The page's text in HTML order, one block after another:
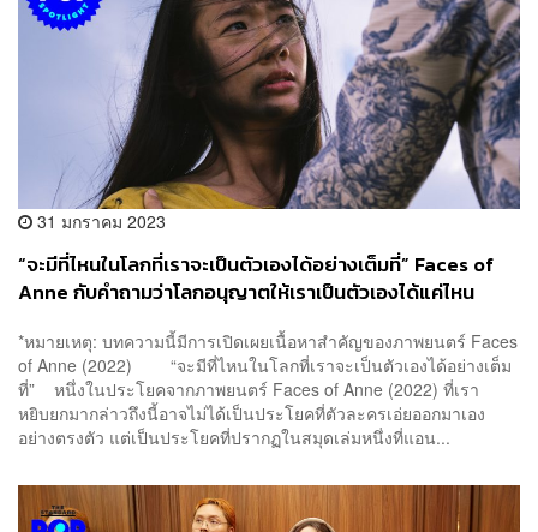
31 มกราคม 2023
“จะมีที่ไหนในโลกที่เราจะเป็นตัวเองได้อย่างเต็มที่” Faces of
Anne กับคำถามว่าโลกอนุญาตให้เราเป็นตัวเองได้แค่ไหน
*หมายเหตุ: บทความนี้มีการเปิดเผยเนื้อหาสำคัญของภาพยนตร์ Faces
of Anne (2022) “จะมีที่ไหนในโลกที่เราจะเป็นตัวเองได้อย่างเต็ม
ที่” หนึ่งในประโยคจากภาพยนตร์ Faces of Anne (2022) ที่เรา
หยิบยกมากล่าวถึงนี้อาจไม่ได้เป็นประโยคที่ตัวละครเอ่ยออกมาเอง
อย่างตรงตัว แต่เป็นประโยคที่ปรากฏในสมุดเล่มหนึ่งที่แอน...